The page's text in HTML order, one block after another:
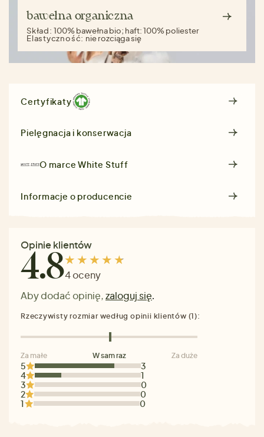
bawełna organiczna
Skład:100% bawełna bio; haft: 100% poliester
Elastyczność: nie rozciąga się
Certyfikaty
Pielęgnacja i konserwacja
O marceWhite Stuff
Informacje o producencie
Opinie klientów
4.84 oceny
Aby dodać opinię,zaloguj się.
5
3
4
1
3
0
2
0
1
0
Rzeczywisty rozmiar według opinii klientów (1):
Za małe W sam raz Za duże